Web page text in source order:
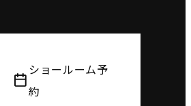
ショールーム予
約